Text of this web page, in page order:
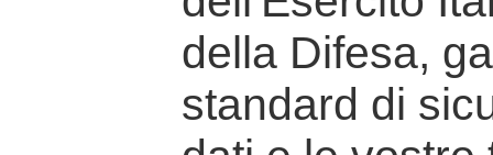
della Difesa,
standard di